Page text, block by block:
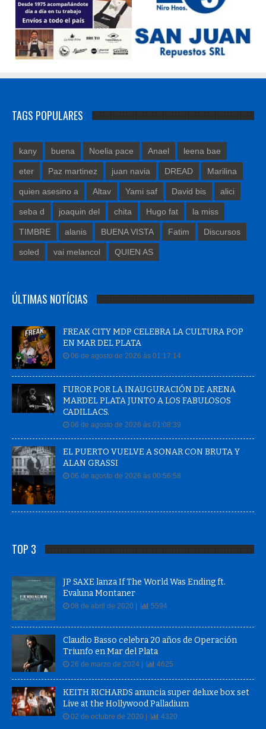
TAGS POPULARES
kany buena Noelia pace Anael leena bae
eter Paz martinez juan navia DREAD Marilina
quien asesino a Altav Yami saf David bis alici
seba d joaquin del chita Hugo fat la miss
TIMBRE alanis BUENA VISTA Fatim Discursos
soled vai melancol QUIEN AS
ÚLTIMAS NOTÍCIAS
FREAK CITY MDP CELEBRA LA CULTURA POP
EN MAR DEL PLATA
06 de agosto de 2026 às 01:17:14
FUROR POR LA INAUGURACIÓN DE ARENA
MARDEL PLATA JUNTO A LOS FABULOSOS
CADILLACS.
06 de agosto de 2026 às 01:08:39
EL PUERTO VUELVE A SONAR CON BRUTA Y
ALAN GRASSI
06 de agosto de 2026 às 00:56:58
TOP 3
JP SAXE lanza If The World Was Ending ft.
Evaluna Montaner
08 de abril de 2020 | 5594
Claudio Basso celebra 20 años de Operación
Triunfo en Mar del Plata
26 de marzo de 2024 | 4625
KEITH RICHARDS anuncia super deluxe box set
Live at the Hollywood Palladium
02 de octubre de 2020 | 4320